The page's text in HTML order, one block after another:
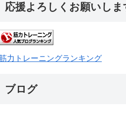
応援よろしくお願いしま
力トレーニングランキング
ブログ